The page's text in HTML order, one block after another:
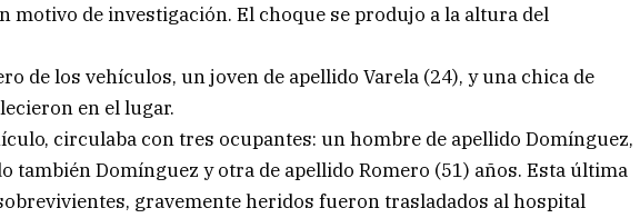
motivo de investigación. El choque se produjo a la altura del
de los vehículos, un joven de apellido Varela (24), y una chica de
en el lugar.
circulaba con tres ocupantes: un hombre de apellido Domínguez,
también Domínguez y otra de apellido Romero (51) años. Esta última
gravemente heridos fueron trasladados al hospital